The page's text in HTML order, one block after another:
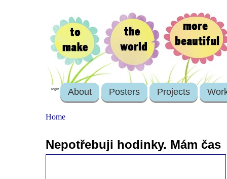
login About Posters Projects
Home
Nepotřebuji hodinky. Mám čas